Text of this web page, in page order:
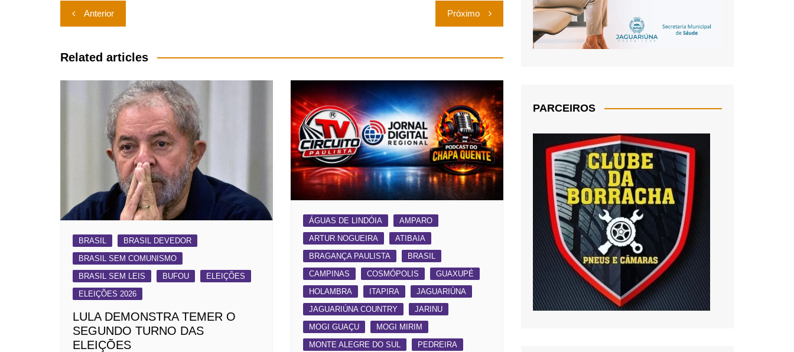
Navegação
de
Post
Anterior Próximo
Related articles
BRASIL
BRASIL DEVEDOR
BRASIL SEM COMUNISMO
BRASIL SEM LEIS
BUFOU
ELEIÇÕES
ELEIÇÕES 2026
LULA DEMONSTRA TEMER O
SEGUNDO TURNO DAS
ELEIÇÕES
ÁGUAS DE LINDÓIA
AMPARO
ARTUR NOGUEIRA
ATIBAIA
BRAGANÇA PAULISTA
BRASIL
CAMPINAS
COSMÓPOLIS
GUAXUPÉ
HOLAMBRA
ITAPIRA
JAGUARIÚNA
JAGUARIÚNA COUNTRY
JARINU
MOGI GUAÇU
MOGI MIRIM
MONTE ALEGRE DO SUL
PEDREIRA
PARCEIROS